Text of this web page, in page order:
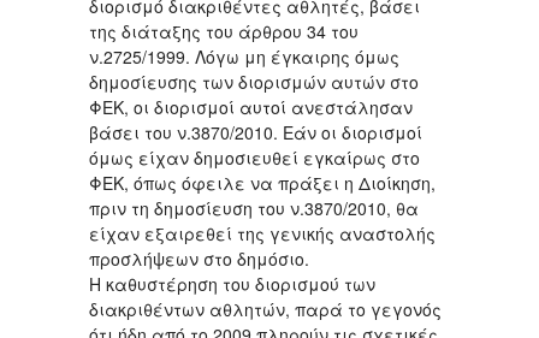
διορισμό διακριθέντες αθλητές, βάσει
της διάταξης του άρθρου 34 του
ν.2725/1999. Λόγω μη έγκαιρης όμως
δημοσίευσης των διορισμών αυτών στο
ΦΕΚ, οι διορισμοί αυτοί ανεστάλησαν
βάσει του ν.3870/2010. Εάν οι διορισμοί
όμως είχαν δημοσιευθεί εγκαίρως στο
ΦΕΚ, όπως όφειλε να πράξει η Διοίκηση,
πριν τη δημοσίευση του ν.3870/2010, θα
είχαν εξαιρεθεί της γενικής αναστολής
προσλήψεων στο δημόσιο.
Η καθυστέρηση του διορισμού των
διακριθέντων αθλητών, παρά το γεγονός